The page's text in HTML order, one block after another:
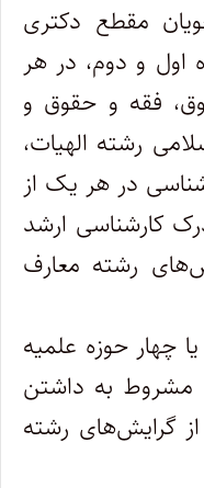
مقطع دکتری
و دوم، در هر
فقه و حقوق و
رشته الهیات،
در هر یک از
کارشناسی ارشد
رشته معارف
چهار حوزه علمیه
مشروط به داشتن
گرایش‌های رشته